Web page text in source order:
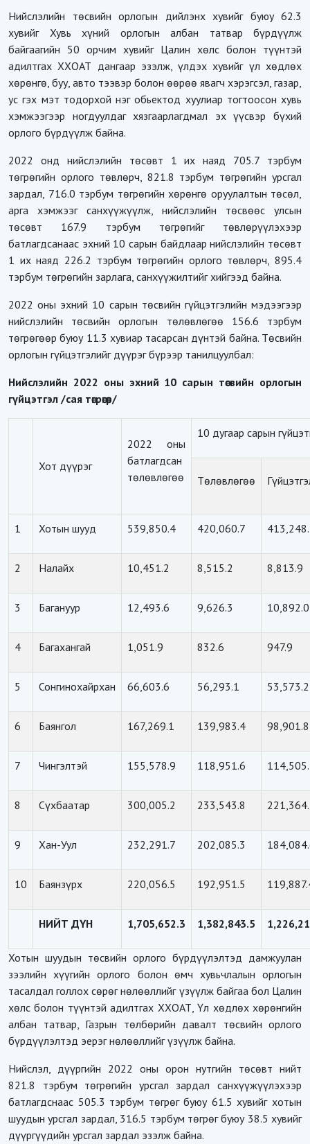
Нийслэлийн төсвийн орлогын дийлэнх хувийг буюу 62.3
хувийг Хувь хүний орлогын албан татвар бүрдүүлж
байгаагийн 50 орчим хувийг Цалин хөлс болон түүнтэй
адилтгах ХХОАТ дангаар эзэлж, үлдэх хувийг үл хөдлөх
хөрөнгө, буу, авто тээвэр болон өөрөө явагч хэрэгсэл, газар,
ус гэх мэт тодорхой нэг обьектод хуулиар тогтоосон хувь
хэмжээгээр ногдуулдаг хязгаарлагдмал эх үүсвэр бүхий
орлого бүрдүүлж байна.
2022 онд нийслэлийн төсөвт 1 их наяд 705.7 тэрбум
төгрөгийн орлого төвлөрч, 821.8 тэрбум төгрөгийн урсгал
зардал, 716.0 тэрбум төгрөгийн хөрөнгө оруулалтын төсөл,
арга хэмжээг санхүүжүүлж, нийслэлийн төсвөөс улсын
төсөвт 167.9 тэрбум төгрөгийг төвлөрүүлэхээр
батлагдсанаас эхний 10 сарын байдлаар нийслэлийн төсөвт
1 их наяд 226.2 тэрбум төгрөгийн орлого төвлөрч, 895.4
тэрбум төгрөгийн зарлага, санхүүжилтийг хийгээд байна.
2022 оны эхний 10 сарын төсвийн гүйцэтгэлийн мэдээгээр
нийслэлийн төсвийн орлогын төлөвлөгөө 156.6 тэрбум
төгрөгөөр буюу 11.3 хувиар тасарсан дүнтэй байна. Төсвийн
орлогын гүйцэтгэлийг дүүрэг бүрээр танилцуулбал:
Нийслэлийн 2022 оны эхний 10 сарын төсвийн орлогын
гүйцэтгэл /сая төгрөгөөр/
Хот дүүрэг
2022 оны
батлагдсан
төлөвлөгөө
10 дугаар сарын
Төлөвлөгөө
1 Хотын шууд 539,850.4 420,060.7
2 Налайх 10,451.2 8,515.2 8,813.9
3 Багануур 12,493.6 9,626.3 10,892.0
4 Багахангай 1,051.9 832.6 947.9
5 Сонгинохайрхан 66,603.6 56,293.1 53,573.2
6 Баянгол 167,269.1 139,983.4 98,901.8
7 Чингэлтэй 155,578.9 118,951.6
8 Сүхбаатар 300,005.2 233,543.8
9 Хан-Уул 232,291.7 202,085.3
10 Баянзүрх 220,056.5 192,951.5
НИЙТ ДҮН 1,705,652.3 1,382,843.5
Хотын шуудын төсвийн орлого бүрдүүлэлтэд дамжуулан
зээлийн хүүгийн орлого болон өмч хувьчлалын орлогын
тасалдал голлох сөрөг нөлөөллийг үзүүлж байгаа бол Цалин
хөлс болон түүнтэй адилтгах ХХОАТ, Үл хөдлөх хөрөнгийн
албан татвар, Газрын төлбөрийн давалт төсвийн орлого
бүрдүүлэлтэд эерэг нөлөөллийг үзүүлж байна.
Нийслэл, дүүргийн 2022 оны орон нутгийн төсөвт нийт
821.8 тэрбум төгрөгийн урсгал зардал санхүүжүүлэхээр
батлагдснаас 505.3 тэрбум төгрөг буюу 61.5 хувийг хотын
шуудын урсгал зардал, 316.5 тэрбум төгрөг буюу 38.5 хувийг
дүүргүүдийн урсгал зардал эзэлж байна.